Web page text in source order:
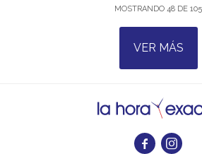
MOSTRANDO 48 DE 105
VER MÁS
 